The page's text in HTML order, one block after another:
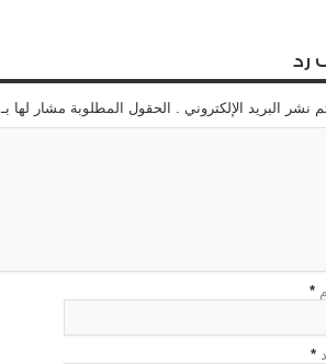
رد
نشر البريد الإلكتروني . الحقول المطلوبة مشار لها بـ
*
*